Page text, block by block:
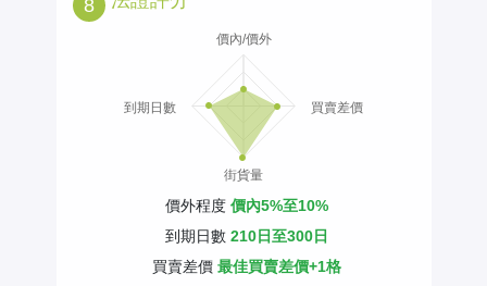
8
價內/價外
買賣差價
街貨量
到期日數
價外程度 價內5%至10%
到期日數 210日至300日
買賣差價 最佳買賣差價+1格